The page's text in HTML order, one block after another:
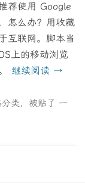
荐使用 Google
怎么办？用收藏
互联网。脚本当
上的移动浏览
继续阅读 →
分类，被贴了 一